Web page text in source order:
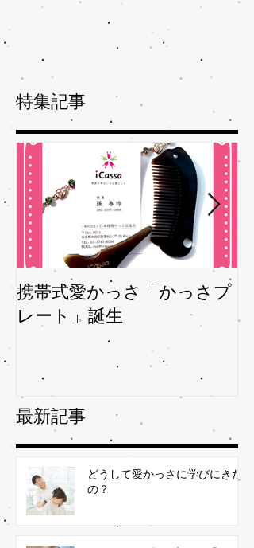
特集記事
携帯式愛かっさ「かっさプ
レート」誕生
最新記事
どうして愛かっさに学びにきた
の？